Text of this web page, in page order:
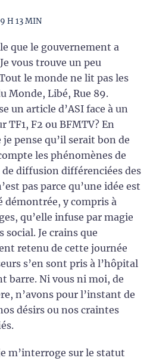
H 13 MIN
que le gouvernement a
vous trouve un peu
le monde ne lit pas les
Monde, Libé, Rue 89.
un article d’ASI face à un
TF1, F2 ou BFMTV? En
je pense qu’il serait bon de
les phénomènes de
diffusion différenciées des
pas parce qu’une idée est
démontrée, y compris à
qu’elle infuse par magie
social. Je crains que
retenu de cette journée
s’en sont pris à l’hôpital
barre. Ni vous ni moi, de
n’avons pour l’instant de
désirs ou nos craintes
m’interroge sur le statut